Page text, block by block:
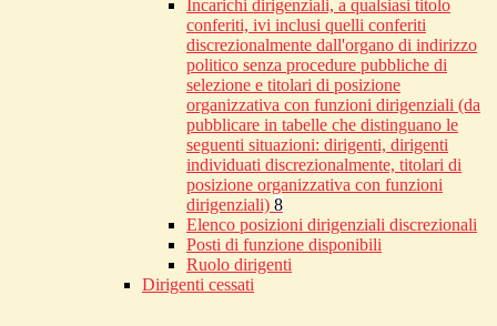
Incarichi dirigenziali, a qualsiasi titolo
conferiti, ivi inclusi quelli conferiti
discrezionalmente dall'organo di indirizzo
politico senza procedure pubbliche di
selezione e titolari di posizione
organizzativa con funzioni dirigenziali (da
pubblicare in tabelle che distinguano le
seguenti situazioni: dirigenti, dirigenti
individuati discrezionalmente, titolari di
posizione organizzativa con funzioni
dirigenziali) 8
Elenco posizioni dirigenziali discrezionali
Posti di funzione disponibili
Ruolo dirigenti
Dirigenti cessati